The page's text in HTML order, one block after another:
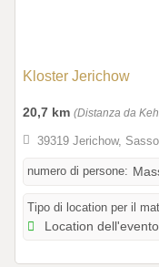
Kloster Jerichow
20,7 km (Distanza da
39319 Jerichow,
numero di persone:
Tipo di location per il
Location dell'evento